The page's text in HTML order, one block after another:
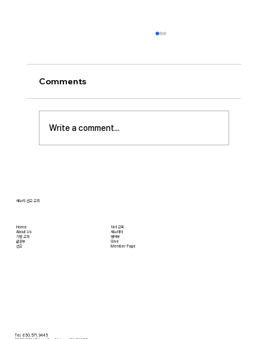
• 서대석 목자 단기 선교 8월 1일부터 13일까지
이스라엘 단기 선교를 다녀옵니다. 관심과 기도
부탁 드립니다. • 가정교회 평신도 세미나 등록
평신도 세미나가 어스틴 늘푸른교회에서 9월 25
일부터 27일까지 있습니다. 등록마감은 8월 7일
Comments
Write a comment...
Home
About Us
​가정 교회
​삶공부
​선교
자녀 교육
새누리터
영어부
Give
Member Page
Tel. 650.571.9445
새누리 선교 교회